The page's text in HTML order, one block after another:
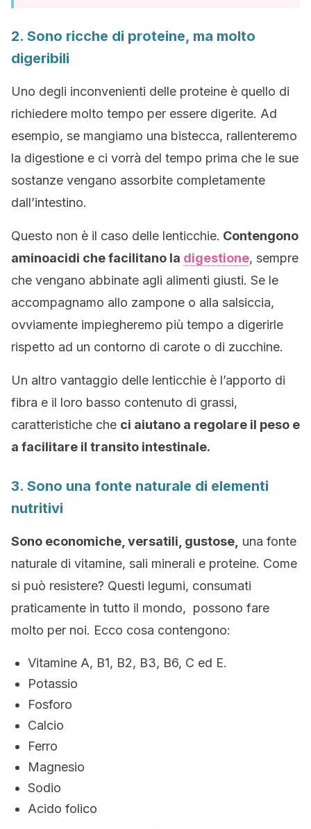
2. Sono ricche di proteine, ma molto
digeribili
Uno degli inconvenienti delle proteine è quello di
richiedere molto tempo per essere digerite. Ad
esempio, se mangiamo una bistecca, rallenteremo
la digestione e ci vorrà del tempo prima che le sue
sostanze vengano assorbite completamente
dall’intestino.
Questo non è il caso delle lenticchie. Contengono
aminoacidi che facilitano la digestione, sempre
che vengano abbinate agli alimenti giusti. Se le
accompagnamo allo zampone o alla salsiccia,
ovviamente impiegheremo più tempo a digerirle
rispetto ad un contorno di carote o di zucchine.
Un altro vantaggio delle lenticchie è l’apporto di
fibra e il loro basso contenuto di grassi,
caratteristiche che ci aiutano a regolare il peso e
a facilitare il transito intestinale.
3. Sono una fonte naturale di elementi
nutritivi
Sono economiche, versatili, gustose, una fonte
naturale di vitamine, sali minerali e proteine. Come
si può resistere? Questi legumi, consumati
praticamente in tutto il mondo, possono fare
molto per noi. Ecco cosa contengono:
Vitamine A, B1, B2, B3, B6, C ed E.
Potassio
Fosforo
Calcio
Ferro
Magnesio
Sodio
Acido folico